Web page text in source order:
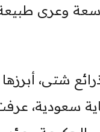
وعرى طبيعة
شتى،
سعودية،